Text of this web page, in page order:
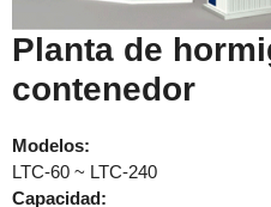
Planta de
contenedor
Modelos:
LTC-60 ~ LTC-240
Capacidad: